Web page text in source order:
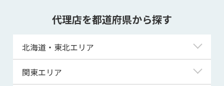
代理店を都道府県から探す
北海道・東北エリア
北海道
関東エリア